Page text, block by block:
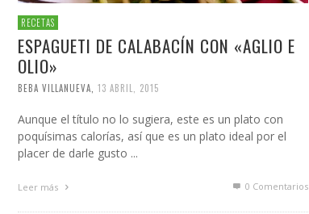
RECETAS
ESPAGUETI DE CALABACÍN CON «AGLIO E
OLIO»
BEBA VILLANUEVA 13 ABRIL, 2015
Aunque el título no lo sugiera, este es un plato con
poquísimas calorías, así que es un plato ideal por el
placer de darle gusto ...
Leer más 0 Comentarios